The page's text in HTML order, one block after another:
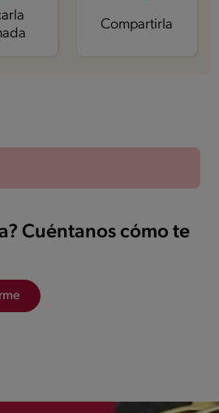
Compartirla
Cuéntanos cómo te